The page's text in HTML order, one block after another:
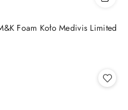
Foam Koło Medivis Limited